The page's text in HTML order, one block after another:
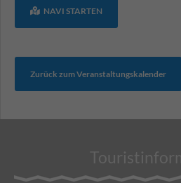
NAVI STARTEN
Zurück zum Veranstaltungskalender